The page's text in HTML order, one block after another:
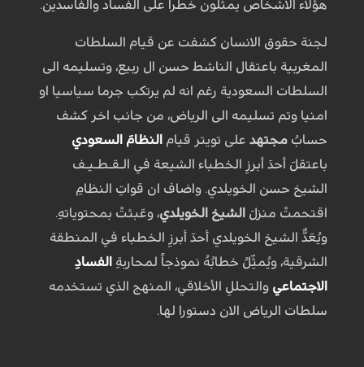
هؤلاء الاشخاص يمثلون خطرا على الفساد والفاسدين.
لجنة حقوق الانسان كشفت عن قيام السلطات
المغربية باعتقال الناشط حسن ال ربيع، وتسليمه الى
السلطات السعودية رغم انه لم يرتكب جرما سياسيا او
امنيا وتم تسليمه الى الرياض، من جانب اخر كشف
حسابُ مجتهدعلى تويتر قيام النظامَ السعودي
باعتقلَ أحدَ أبرزِ الخطباء الشيعة في الـقـطـيـف
الشيخ حسن الخويلدي. واضاف ان قواتِ النظامِ
اقتحمتْ منزلَ الشيخ الخويلدي، وعَبثتْ بمحتوياتهِ.
ويُعَدُّ الشيخ الخويلدي أحدَ أبرزِ الخطباء في المنطقة
الشرقية، ويُمثِّلُ خطابُهُ نموذجاً لمحاربةِ الفسادِ
الاجتماعي والتحللِ الأخلاقي، المنهج الذي تستخدمه
سلطات الرياض الان دستورا لها.